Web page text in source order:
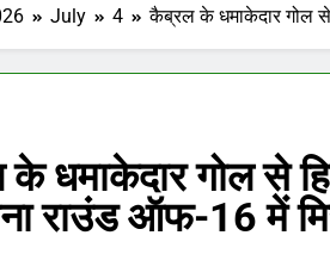
July 4 कैब्रल के धमाकेदार गोल से
धमाकेदार गोल से
राउंड ऑफ-16 में